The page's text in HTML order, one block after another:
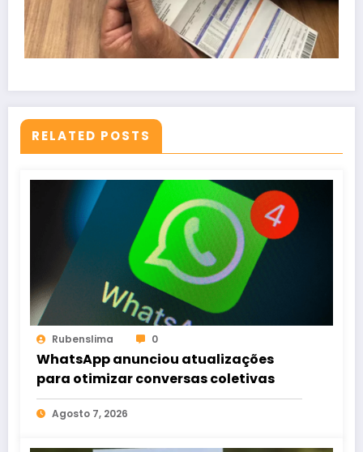
RELATED POSTS
Rubenslima 0
WhatsApp anunciou atualizações
para otimizar conversas coletivas
Agosto 7, 2026